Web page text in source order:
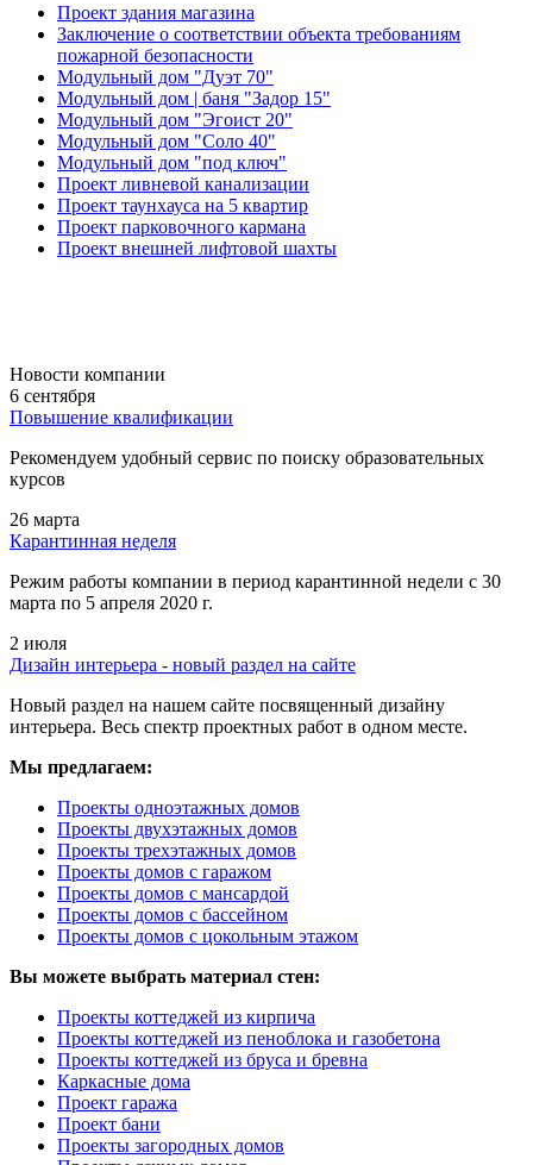
Проект здания магазина
Заключение о соответствии объекта требованиям
пожарной безопасности
Модульный дом "Дуэт 70"
Модульный дом | баня "Задор 15"
Модульный дом "Эгоист 20"
Модульный дом "Соло 40"
Модульный дом "под ключ"
Проект ливневой канализации
Проект таунхауса на 5 квартир
Проект парковочного кармана
Проект внешней лифтовой шахты
Новости компании
6 сентября
Повышение квалификации
Рекомендуем удобный сервис по поиску образовательных
курсов
26 марта
Карантинная неделя
Режим работы компании в период карантинной недели c 30
марта по 5 апреля 2020 г.
2 июля
Дизайн интерьера - новый раздел на сайте
Новый раздел на нашем сайте посвященный дизайну
интерьера. Весь спектр проектных работ в одном месте.
Мы предлагаем:
Проекты одноэтажных домов
Проекты двухэтажных домов
Проекты трехэтажных домов
Проекты домов с гаражом
Проекты домов с мансардой
Проекты домов с бассейном
Проекты домов с цокольным этажом
Вы можете выбрать материал стен:
Проекты коттеджей из кирпича
Проекты коттеджей из пеноблока и газобетона
Проекты коттеджей из бруса и бревна
Каркасные дома
Проект гаража
Проект бани
Проекты загородных домов